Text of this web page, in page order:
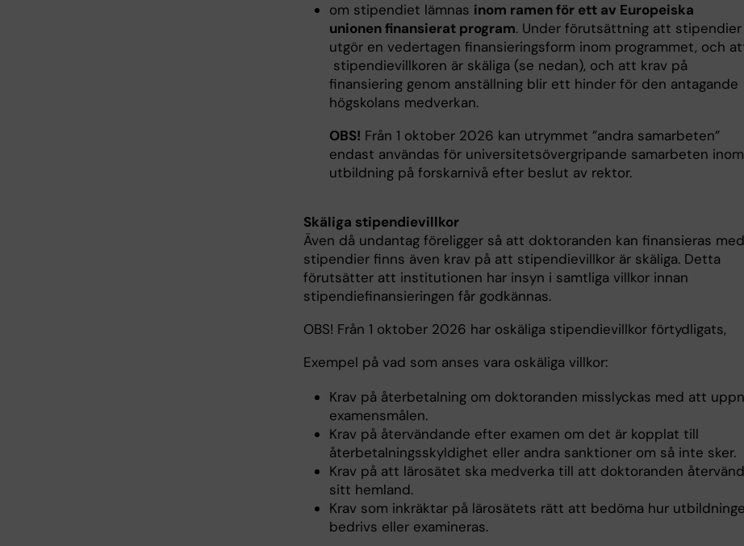
om stipendiet lämnas inom ramen för ett av Europeiska
unionen finansierat program. Under förutsättning att stipendier
utgör en vedertagen finansieringsform inom programmet, och
stipendievillkoren är skäliga (se nedan), och att krav på
finansiering genom anställning blir ett hinder för den antagande
högskolans medverkan.
OBS! Från 1 oktober 2026 kan utrymmet ”andra samarbeten”
endast användas för universitetsövergripande samarbeten inom
utbildning på forskarnivå efter beslut av rektor.
Skäliga stipendievillkor
Även då undantag föreligger så att doktoranden kan finansieras med
stipendier finns även krav på att stipendievillkor är skäliga. Detta
förutsätter att institutionen har insyn i samtliga villkor innan
stipendiefinansieringen får godkännas.
OBS! Från 1 oktober 2026 har oskäliga stipendievillkor förtydligats,
Exempel på vad som anses vara oskäliga villkor:
Krav på återbetalning om doktoranden misslyckas med att
examensmålen.
Krav på återvändande efter examen om det är kopplat till
återbetalningsskyldighet eller andra sanktioner om så inte sker.
Krav på att lärosätet ska medverka till att doktoranden
sitt hemland.
Krav som inkräktar på lärosätets rätt att bedöma hur
bedrivs eller examineras.